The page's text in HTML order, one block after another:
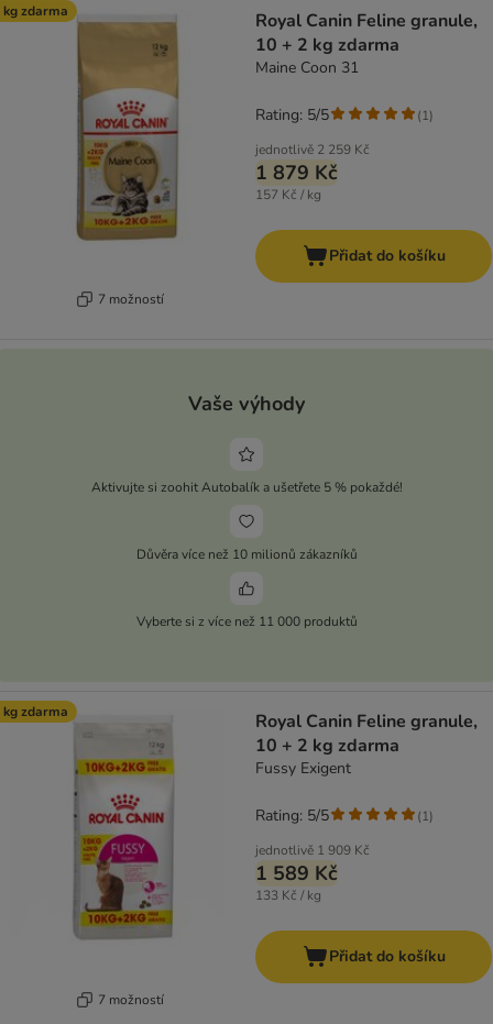
kg zdarma
7 možností
Royal Canin Feline granule,
10 + 2 kg zdarma
Maine Coon 31
jednotlivě 2 259 Kč
1 879 Kč
157 Kč / kg
Rating: 5/5 (1)
Přidat do košíku
Vaše výhody
Aktivujte si zoohit Autobalík a ušetřete 5 % pokaždé!
Důvěra více než 10 milionů zákazníků
Vyberte si z více než 11 000 produktů
kg zdarma
7 možností
Royal Canin Feline granule,
10 + 2 kg zdarma
Fussy Exigent
jednotlivě 1 909 Kč
1 589 Kč
133 Kč / kg
Rating: 5/5 (1)
Přidat do košíku